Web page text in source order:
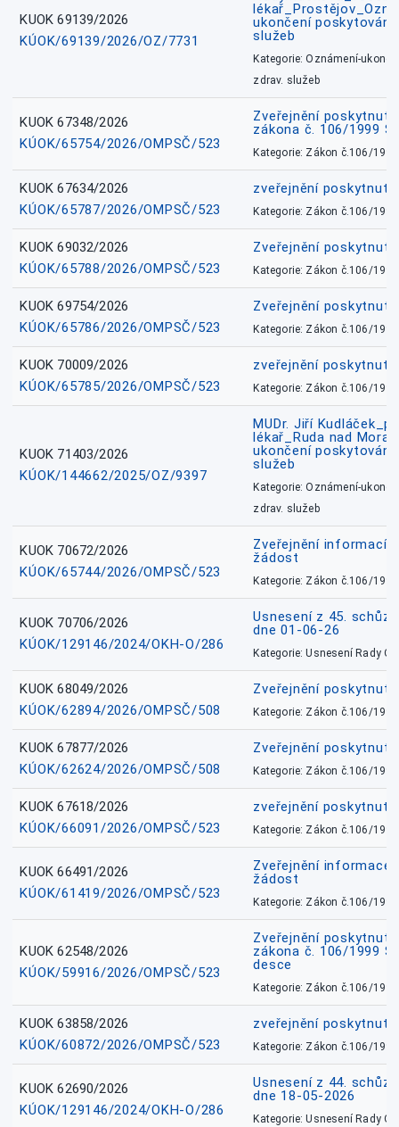
KUOK 69139/2026
KÚOK/69139/2026/OZ/7731
ukončení
služeb
Kategorie: Oznámení-
zdrav. služeb
KUOK 67348/2026
KÚOK/65754/2026/OMPSČ/523
Zveřejnění
zákona č. 106/1999
Kategorie: Zákon č.106/1999
KUOK 67634/2026
KÚOK/65787/2026/OMPSČ/523
zveřejnění
Kategorie: Zákon č.106/1999
KUOK 69032/2026
KÚOK/65788/2026/OMPSČ/523
Zveřejnění
Kategorie: Zákon č.106/1999
KUOK 69754/2026
KÚOK/65786/2026/OMPSČ/523
Zveřejnění
Kategorie: Zákon č.106/1999
KUOK 70009/2026
KÚOK/65785/2026/OMPSČ/523
zveřejnění
Kategorie: Zákon č.106/1999
KUOK 71403/2026
KÚOK/144662/2025/OZ/9397
MUDr. Jiří
lékař_Ruda nad
ukončení
služeb
Kategorie: Oznámení-
zdrav. služeb
KUOK 70672/2026
KÚOK/65744/2026/OMPSČ/523
Zveřejnění informací
žádost
Kategorie: Zákon č.106/1999
KUOK 70706/2026
KÚOK/129146/2024/OKH-O/286
Usnesení z 45.
dne 01-06-26
Kategorie: Usnesení Rady
KUOK 68049/2026
KÚOK/62894/2026/OMPSČ/508
Zveřejnění
Kategorie: Zákon č.106/1999
KUOK 67877/2026
KÚOK/62624/2026/OMPSČ/508
Zveřejnění
Kategorie: Zákon č.106/1999
KUOK 67618/2026
KÚOK/66091/2026/OMPSČ/523
zveřejnění
Kategorie: Zákon č.106/1999
KUOK 66491/2026
KÚOK/61419/2026/OMPSČ/523
Zveřejnění informace
žádost
Kategorie: Zákon č.106/1999
KUOK 62548/2026
KÚOK/59916/2026/OMPSČ/523
Zveřejnění
zákona č. 106/1999
desce
Kategorie: Zákon č.106/1999
KUOK 63858/2026
KÚOK/60872/2026/OMPSČ/523
zveřejnění
Kategorie: Zákon č.106/1999
KUOK 62690/2026
KÚOK/129146/2024/OKH-O/286
Usnesení z 44.
dne 18-05-2026
Kategorie: Usnesení Rady